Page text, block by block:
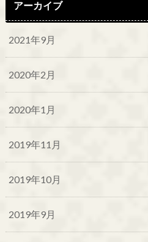
アーカイブ
2021年9月
2020年2月
2020年1月
2019年11月
2019年10月
2019年9月